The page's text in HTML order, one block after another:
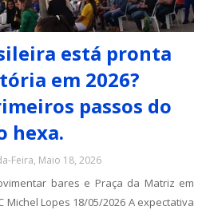
está pronta
em 2026?
passos do
hexa.
Feira, Maio 18, 2026
bares e Praça da Matriz em
Michel Lopes 18/05/2026 A expectativa